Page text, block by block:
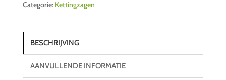
Categorie: Kettingzagen
BESCHRIJVING
AANVULLENDE INFORMATIE